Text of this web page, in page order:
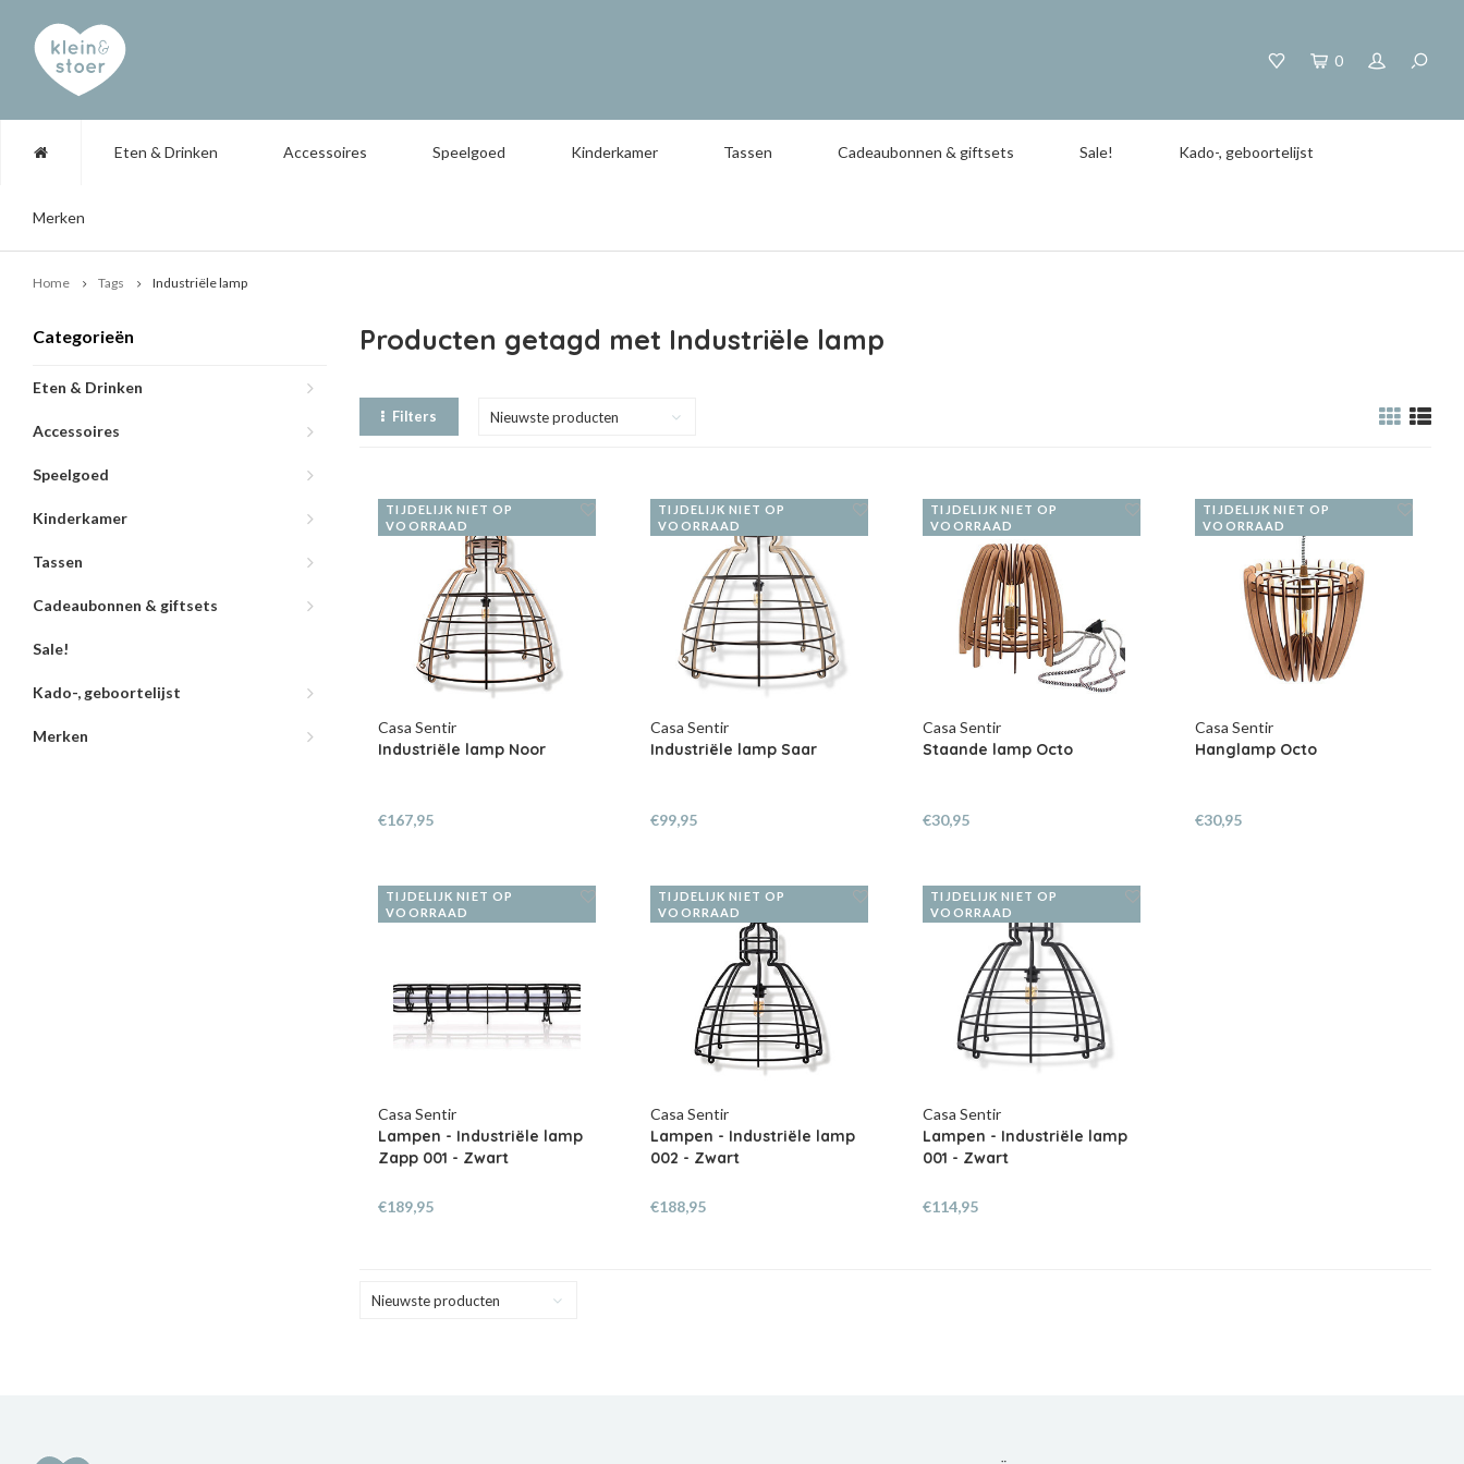
0
Eten & Drinken Accessoires Speelgoed Kinderkamer Tassen Cadeaubonnen & giftsets Sale! Kado-, geboortelijst
Merken
Home Tags Industriële lamp
Categorieën
Eten & Drinken
Accessoires
Speelgoed
Kinderkamer
Tassen
Cadeaubonnen & giftsets
Sale!
Kado-, geboortelijst
Merken
Producten getagd met Industriële lamp
Filters Nieuwste producten
TIJDELIJK NIET OP
VOORRAAD
Casa Sentir
Industriële lamp Noor
€167,95
TIJDELIJK NIET OP
VOORRAAD
Casa Sentir
Industriële lamp Saar
€99,95
TIJDELIJK NIET OP
VOORRAAD
Casa Sentir
Staande lamp Octo
€30,95
TIJDELIJK NIET OP
VOORRAAD
Casa Sentir
Hanglamp Octo
€30,95
TIJDELIJK NIET OP
VOORRAAD
Casa Sentir
Lampen - Industriële lamp
Zapp 001 - Zwart
€189,95
TIJDELIJK NIET OP
VOORRAAD
Casa Sentir
Lampen - Industriële lamp
002 - Zwart
€188,95
TIJDELIJK NIET OP
VOORRAAD
Casa Sentir
Lampen - Industriële lamp
001 - Zwart
€114,95
Nieuwste producten